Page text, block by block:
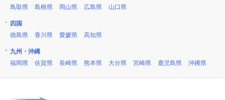
鳥取県
島根県 岡山県 広島県 山口県
四国
徳島県
香川県 愛媛県 高知県
九州・沖縄
福岡県
佐賀県 長崎県 熊本県 大分県 宮崎県 鹿児島県 沖縄県